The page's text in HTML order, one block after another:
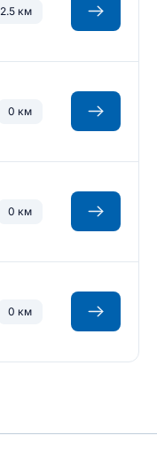
2.5 км
0 км
0 км
0 км